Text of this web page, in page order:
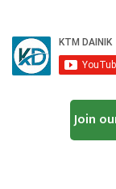
Join